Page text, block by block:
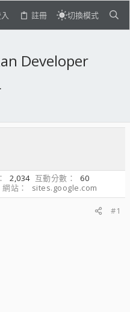
註冊 切換模式
Developer
2,034 互動分數
60
網站
sites.google.com
#1